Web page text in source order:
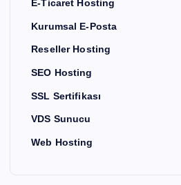
E-Ticaret Hosting
Kurumsal E-Posta
Reseller Hosting
SEO Hosting
SSL Sertifikası
VDS Sunucu
Web Hosting